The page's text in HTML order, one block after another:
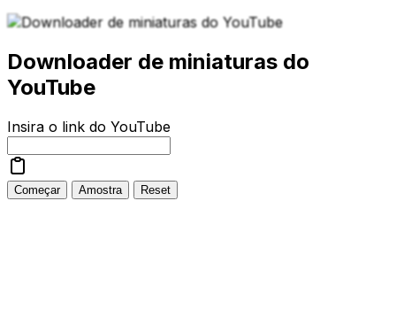
Downloader de miniaturas do
YouTube
Insira o link do YouTube
Começar Amostra Reset